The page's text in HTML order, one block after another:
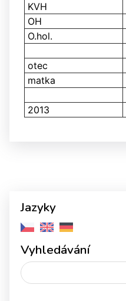
KVH
OH
O.hol.
otec
matka
2013
Jazyky
Vyhledávání